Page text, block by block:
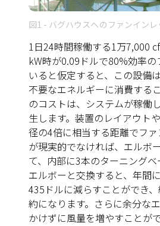
図1 - バグハウスへのファンイン
1日24時間稼働する1万7,000
kW時が0.09ドルで80%効率
いると仮定すると、この設備
不要なエネルギーに消費する
のコストは、システムが稼働
生します。装置のレイアウト
径の4倍に相当する距離でフ
が現実的でなければ、エルボ
て、内部に3本のターニング
エルボーと交換すると、年間
435ドルに減らすことができ
約になります。さらに余分な
かけずに風量を増やすことが